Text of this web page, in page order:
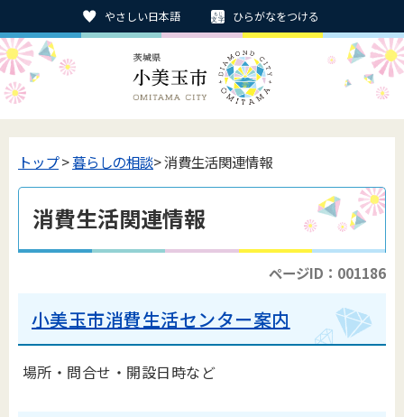
やさしい日本語 ひらがなをつける
トップ>暮らしの相談> 消費生活関連情報
消費生活関連情報
ページID：001186
小美玉市消費生活センター案内
場所・問合せ・開設日時など